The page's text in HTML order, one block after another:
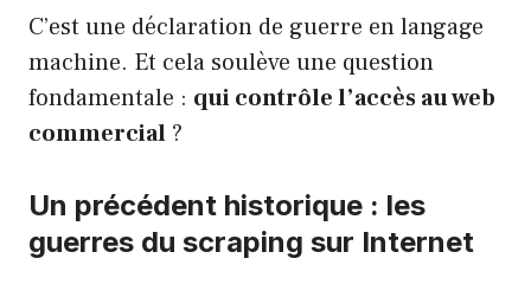
C’est une déclaration de guerre en langage
machine. Et cela soulève une question
fondamentale : qui contrôle l’accès au web
commercial ?
Un précédent historique : les
guerres du scraping sur Internet